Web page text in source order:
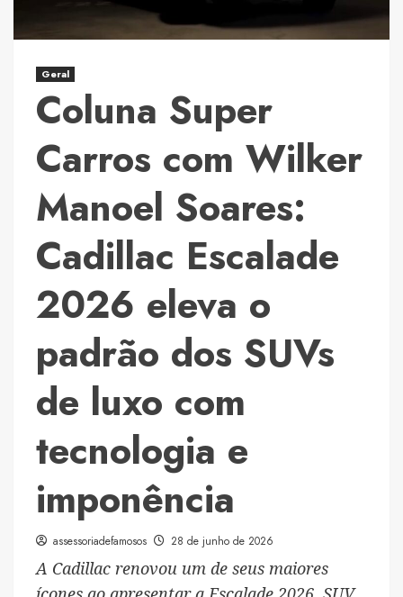
a
primeira
Festival
de
Geral
Coluna Super
Carros com Wilker
Manoel Soares:
Cadillac Escalade
2026 eleva o
padrão dos SUVs
de luxo com
tecnologia e
imponência
assessoriadefamosos 28 de junho de 2026
A Cadillac renovou um de seus maiores